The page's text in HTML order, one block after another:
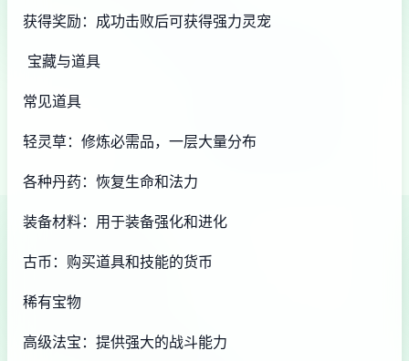
获得奖励：成功击败后可获得强力灵宠
宝藏与道具
常见道具
轻灵草：修炼必需品，一层大量分布
各种丹药：恢复生命和法力
装备材料：用于装备强化和进化
古币：购买道具和技能的货币
稀有宝物
高级法宝：提供强大的战斗能力